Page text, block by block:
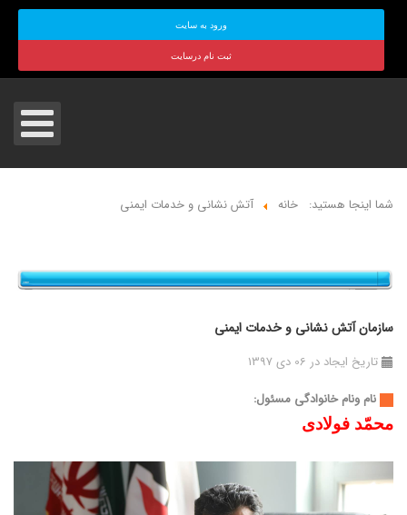
ورود به سایت
ثبت نام درسایت
شما اینجا هستید: خانه آتش نشانی و خدمات ایمنی
سازمان آتش نشانی و خدمات ایمنی
تاریخ ایجاد در 06 دی 1397
نام ونام خانوادگی مسئول:
محمّد فولادی